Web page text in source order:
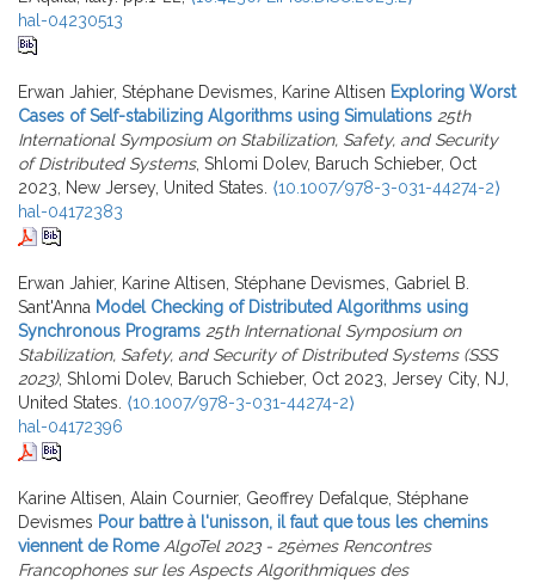
hal-04230513
Erwan Jahier, Stéphane Devismes, Karine Altisen Exploring Worst
Cases of Self-stabilizing Algorithms using Simulations 25th
International Symposium on Stabilization, Safety, and Security
of Distributed Systems, Shlomi Dolev, Baruch Schieber, Oct
2023, New Jersey, United States. ⟨10.1007/978-3-031-44274-2⟩
hal-04172383
Erwan Jahier, Karine Altisen, Stéphane Devismes, Gabriel B.
Sant'Anna Model Checking of Distributed Algorithms using
Synchronous Programs 25th International Symposium on
Stabilization, Safety, and Security of Distributed Systems (SSS
2023), Shlomi Dolev, Baruch Schieber, Oct 2023, Jersey City, NJ,
United States. ⟨10.1007/978-3-031-44274-2⟩
hal-04172396
Karine Altisen, Alain Cournier, Geoffrey Defalque, Stéphane
Devismes Pour battre à l'unisson, il faut que tous les chemins
viennent de Rome AlgoTel 2023 - 25èmes Rencontres
Francophones sur les Aspects Algorithmiques des